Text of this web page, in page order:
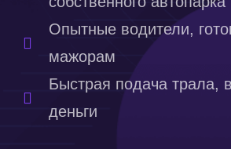
Опытные водители,
мажорам
Быстрая подача трала,
деньги